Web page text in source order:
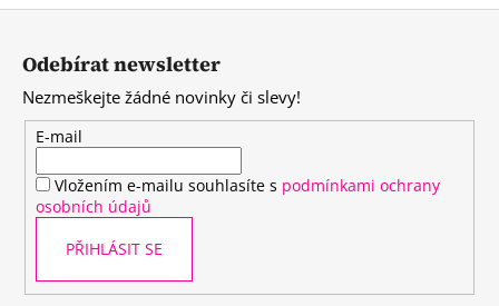
Z
Odebírat newsletter
Nezmeškejte žádné novinky či slevy!
E-mail
Vložením e-mailu souhlasíte s podmínkami ochrany
osobních údajů
PŘIHLÁSIT SE